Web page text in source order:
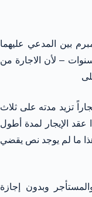
عقد الايجار المؤرخ 20/12/2017 المبرم بين المدعي عليهما
– لأن الاجارة من
تزيد مدته على ثلاث
الإيجار لمدة أطول
ما لم يوجد نص يقضي
وبدون إجازة